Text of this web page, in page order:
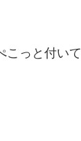
っと付い